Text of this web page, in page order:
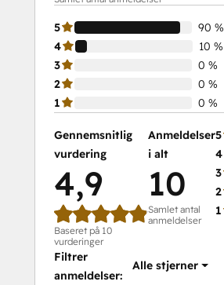
5
90 %
4
10 %
3
0 %
2
0 %
1
0 %
Gennemsnitlig
vurdering
4,9
Baseret på 10
vurderinger
Anmeldelser
i alt
10
Samlet antal
anmeldelser
5
4
3
2
1
Filtrer
anmeldelser:
Alle stjerner